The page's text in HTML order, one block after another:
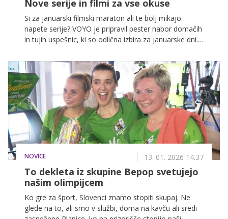
Nove serije in filmi za vse okuse
Si za januarski filmski maraton ali te bolj mikajo
napete serije? VOYO je pripravil pester nabor domačih
in tujih uspešnic, ki so odlična izbira za januarske dni.
NOVICE 13. 01. 2026 14.37
To dekleta iz skupine Bepop svetujejo
našim olimpijcem
Ko gre za šport, Slovenci znamo stopiti skupaj. Ne
glede na to, ali smo v službi, doma na kavču ali sredi